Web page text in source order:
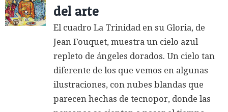
del arte
El cuadro La Trinidad en su Gloria, de
Jean Fouquet, muestra un cielo azul
repleto de ángeles dorados. Un cielo tan
diferente de los que vemos en algunas
ilustraciones, con nubes blandas que
parecen hechas de tecnopor, donde las